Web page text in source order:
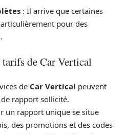
: Il arrive que certaines
pour des
tarifs de Car Vertical
de Car Vertical peuvent
rapport sollicité.
un rapport unique se situe
des promotions et des codes